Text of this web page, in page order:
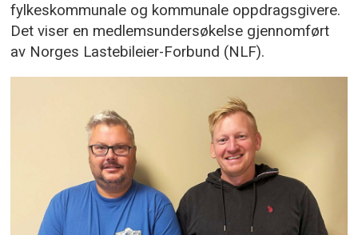
fylkeskommunale og kommunale oppdragsgivere.
Det viser en medlemsundersøkelse gjennomført
av Norges Lastebileier-Forbund (NLF).